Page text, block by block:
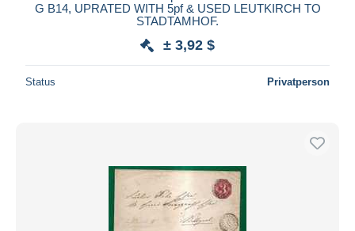
G B14, UPRATED WITH 5pf & USED LEUTKIRCH TO
STADTAMHOF.
± 3,92 $
Status Privatperson